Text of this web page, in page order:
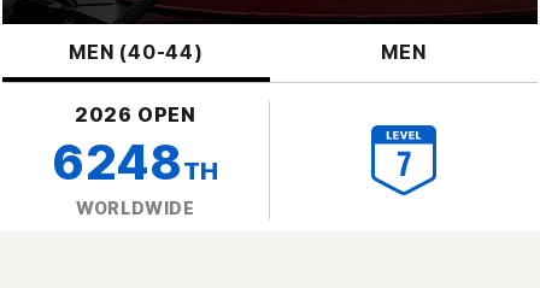
MEN (40-44) MEN
2026 OPEN
6248TH
WORLDWIDE